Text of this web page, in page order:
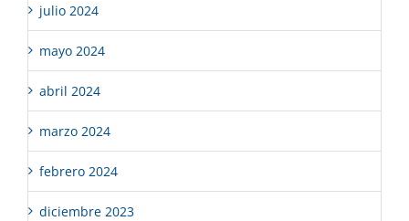
julio 2024
mayo 2024
abril 2024
marzo 2024
febrero 2024
diciembre 2023